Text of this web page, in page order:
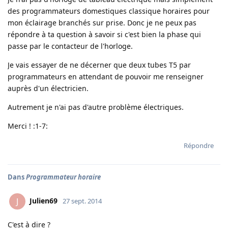
des programmateurs domestiques classique horaires pour
mon éclairage branchés sur prise. Donc je ne peux pas
répondre à ta question à savoir si c'est bien la phase qui
passe par le contacteur de l'horloge.
Je vais essayer de ne décerner que deux tubes T5 par
programmateurs en attendant de pouvoir me renseigner
auprès d'un électricien.
Autrement je n'ai pas d'autre problème électriques.
Merci ! :1-7:
Répondre
DansProgrammateur horaire
J Julien69 27 sept. 2014
C'est à dire ?